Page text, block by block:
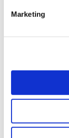
Marketing